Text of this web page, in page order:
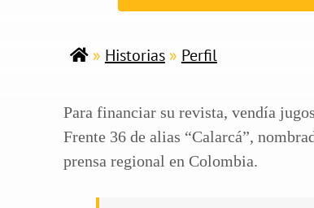
» Historias» Perfil
Para financiar su revista, vendía
Frente 36 de alias “Calarcá”,
prensa regional en Colombia.